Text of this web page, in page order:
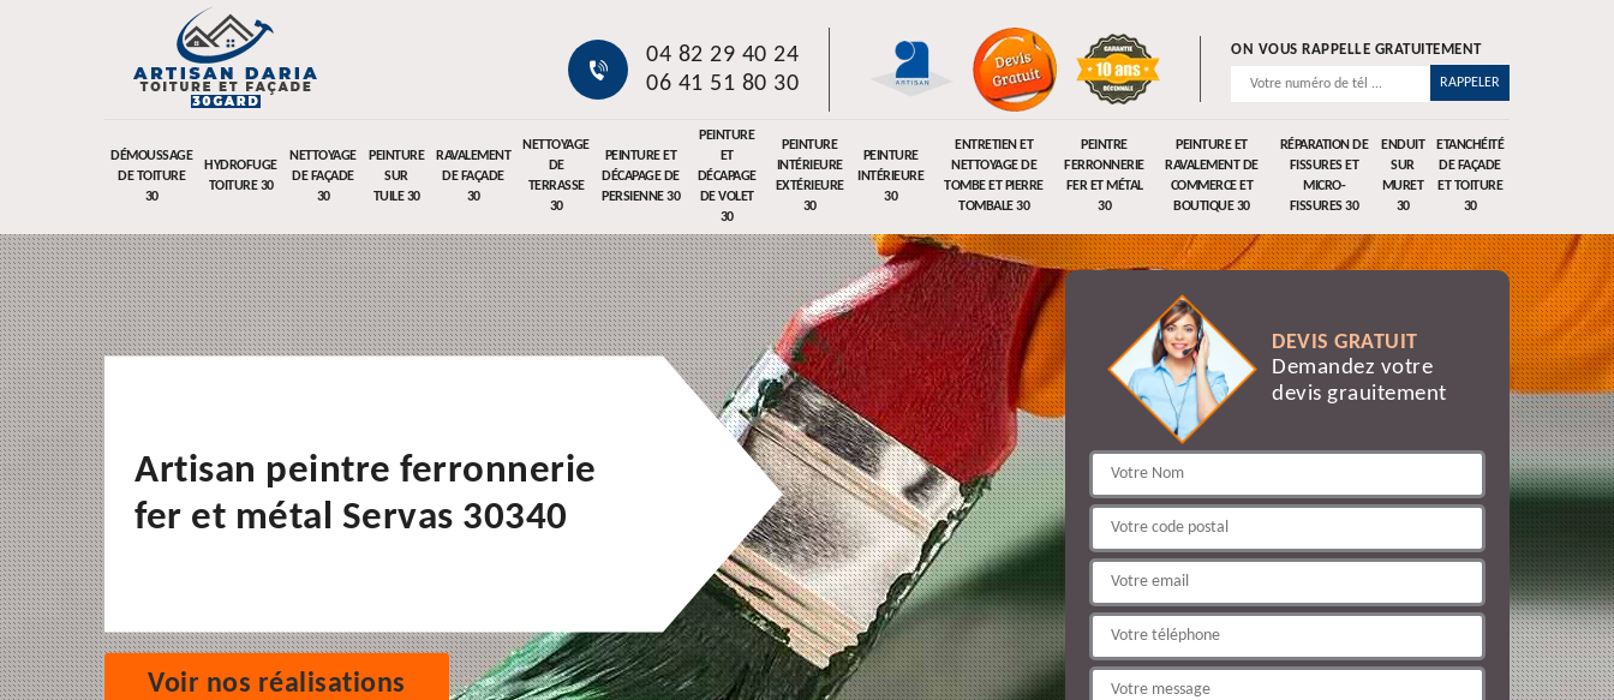
04 82 29 40 24
06 41 51 80 30
ON VOUS RAPPELLE GRATUITEMENT
DÉMOUSSAGE
DE TOITURE
30
HYDROFUGE
TOITURE 30
NETTOYAGE
DE FAÇADE
30
PEINTURE
SUR
TUILE 30
RAVALEMENT
DE FAÇADE
30
NETTOYAGE
DE
TERRASSE
30
PEINTURE ET
DÉCAPAGE DE
PERSIENNE 30
PEINTURE
ET
DÉCAPAGE
DE VOLET
30
PEINTURE
INTÉRIEURE
EXTÉRIEURE
30
PEINTURE
INTÉRIEURE
30
ENTRETIEN ET
NETTOYAGE DE
TOMBE ET PIERRE
TOMBALE 30
PEINTRE
FERRONNERIE
FER ET MÉTAL
30
PEINTURE ET
RAVALEMENT DE
COMMERCE ET
BOUTIQUE 30
RÉPARATION DE
FISSURES ET
MICRO-
FISSURES 30
ENDUIT
SUR
MURET
30
ETANCHÉITÉ
DE FAÇADE
ET TOITURE
30
Artisan peintre ferronnerie
fer et métal Servas 30340
Voir nos réalisations
DEVIS GRATUIT
Demandez votre
devis grauitement